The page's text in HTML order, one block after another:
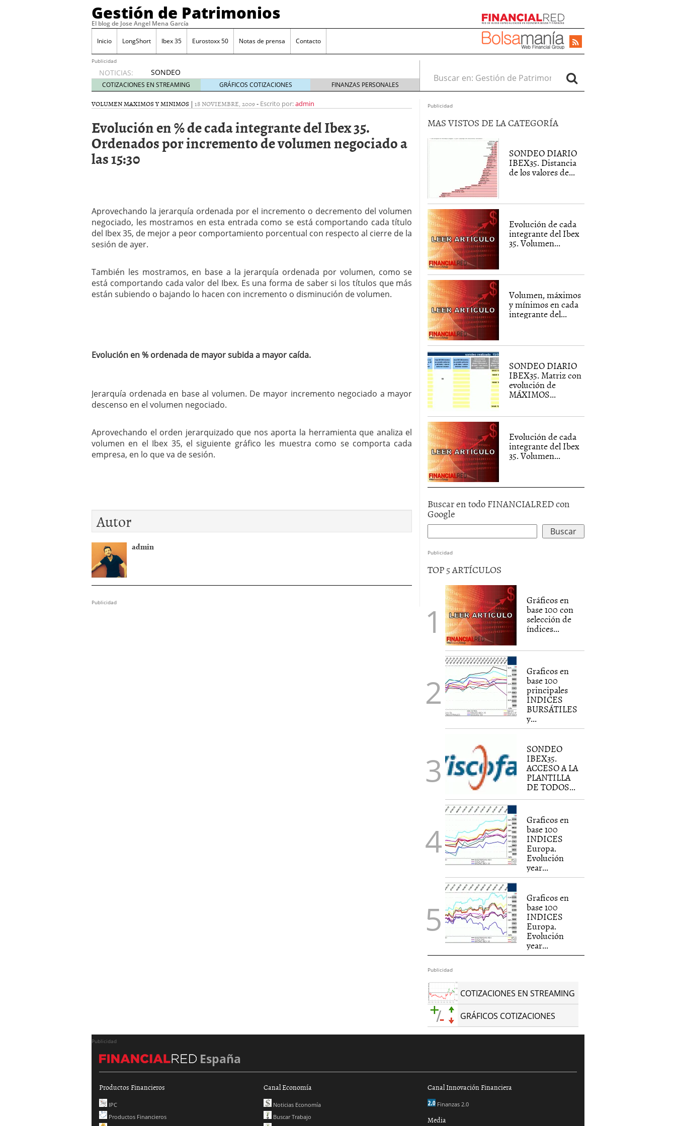
Gestión de Patrimonios
El blog de Jose Angel Mena García
Inicio LongShort Ibex 35 Eurostoxx 50 Notas de prensa Contacto
Publicidad
NOTICIAS:
SONDEO
IBEX35.
ACCESO
A LA
TODOS
LOS
VALORES
SONDEO DIARIO IBEX35. Distancia de los valores de IBEX35 a m?ximos
anuales. Se constata progresivo alejamiento global de m?ximos anuales
mayo 28, 2013
Catalejo sobre IBEX35. SISM?METROS. Prosiguen a la baja desde el 13/mayo
alcanzar la zona de sobreventa y entonces si se podría apostar por un
rebote interesante
COTIZACIONES EN STREAMING GRÁFICOS COTIZACIONES FINANZAS PERSONALES
Buscar en:
VOLUMEN MAXIMOS Y MINIMOS | 18 NOVIEMBRE, 2009- Escrito por:admin
Evolución en % de cada integrante del Ibex 35.
Ordenados por incremento de volumen negociado a
las 15:30
Aprovechando la jerarquía ordenada por el incremento o decremento del volumen
negociado, les mostramos en esta entrada como se está comportando cada título
del Ibex 35, de mejor a peor comportamiento porcentual con respecto al cierre de la
sesión de ayer.
También les mostramos, en base a la jerarquía ordenada por volumen, como se
está comportando cada valor del Ibex. Es una forma de saber si los títulos que más
están subiendo o bajando lo hacen con incremento o disminución de volumen.
Evolución en % ordenada de mayor subida a mayor caída.
Jerarquía ordenada en base al volumen. De mayor incremento negociado a mayor
descenso en el volumen negociado.
Aprovechando el orden jerarquizado que nos aporta la herramienta que analiza el
volumen en el Ibex 35, el siguiente gráfico les muestra como se comporta cada
empresa, en lo que va de sesión.
Autor
admin
Publicidad
Publicidad
MAS VISTOS DE LA CATEGORÍA
SONDEO DIARIO
IBEX35. Distancia
de los valores de...
Evolución de cada
integrante del Ibex
35. Volumen...
Volumen, máximos
y mínimos en cada
integrante del...
SONDEO DIARIO
IBEX35. Matriz con
evolución de
MÁXIMOS...
Evolución de cada
integrante del Ibex
35. Volumen...
Buscar en todo FINANCIALRED con
Google
Publicidad
TOP 5 ARTÍCULOS
Gráficos en
base 100 con
selección de
índices...
Graficos en
base 100
principales
INDICES
BURSÁTILES
y...
SONDEO
IBEX35.
ACCESO A LA
PLANTILLA
DE TODOS...
Graficos en
base 100
INDICES
Europa.
Evolución
year...
Graficos en
base 100
INDICES
Europa.
Evolución
year...
Publicidad
COTIZACIONES EN STREAMING
GRÁFICOS COTIZACIONES
Publicidad
España
Productos Financieros
IPC
Productos Financieros
Canal Economía
Noticias Economía
Buscar Trabajo
Canal Innovación Financiera
Finanzas 2.0
Media